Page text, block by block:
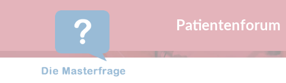
Patientenforum